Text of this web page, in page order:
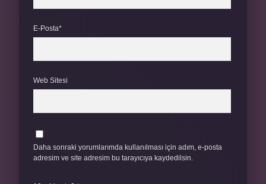
E-Posta*
Web Sitesi
Daha sonraki yorumlarımda kullanılması için adım, e-posta
adresim ve site adresim bu tarayıcıya kaydedilsin.